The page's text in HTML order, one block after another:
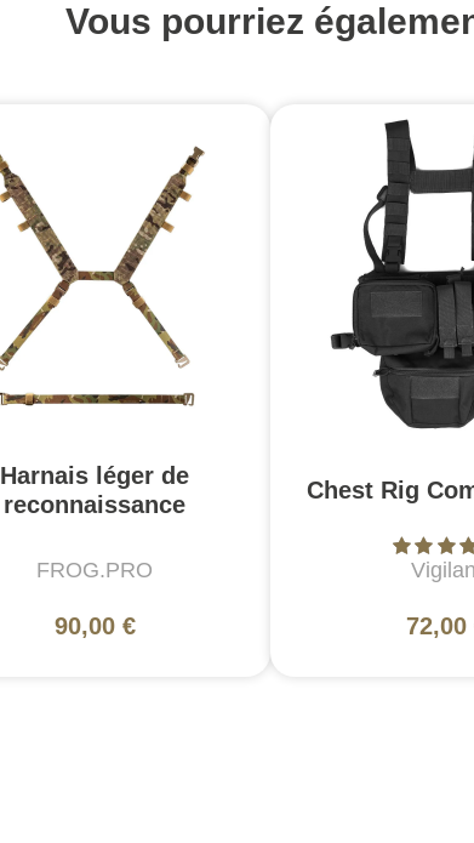
Vous pourriez
Harnais léger de
reconnaissance
FROG.PRO
90,00 €
Chest Rig
72,00